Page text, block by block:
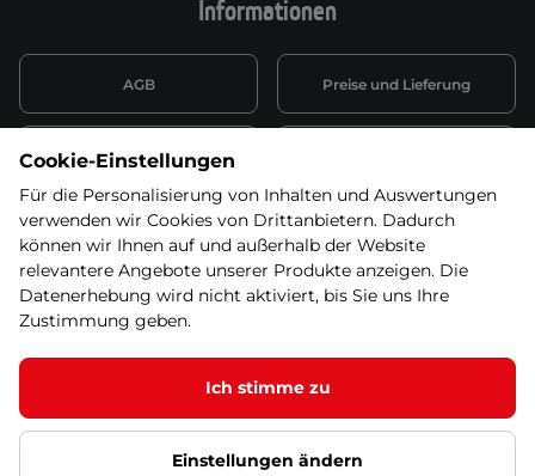
Informationen
AGB Preise und Lieferung
Datenschutzerklärung
Wiederufsbelehrung mit Link
zum Formular
Batterieentsorgung
Informationen zu Elektro-
und Elektonikgeräten
Widerruf erklären
© 2026 SEVEN SPORT s.r.o Alle Rechte vorbehalten1
Datenschutzgrundsätze Google Datenschutz Google
Cookie-Einstellungen
Für die Personalisierung von Inhalten und Auswertungen
verwenden wir Cookies von Drittanbietern. Dadurch
können wir Ihnen auf und außerhalb der Website
relevantere Angebote unserer Produkte anzeigen. Die
Datenerhebung wird nicht aktiviert, bis Sie uns Ihre
Zustimmung geben.
Ich stimme zu
Einstellungen ändern